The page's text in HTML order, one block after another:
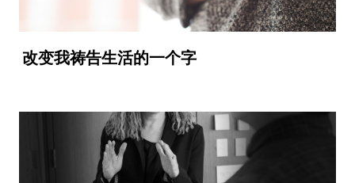
改变我祷告生活的一个字